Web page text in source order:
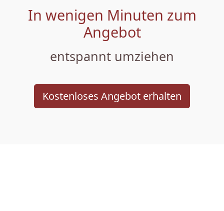
In wenigen Minuten zum
Angebot
entspannt umziehen
Kostenloses Angebot erhalten